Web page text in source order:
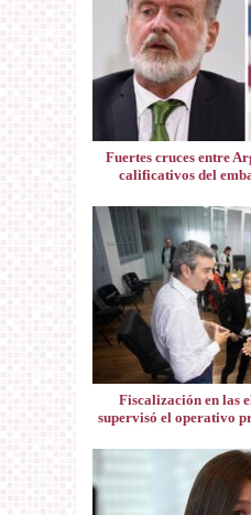
Fuertes cruces entre
calificativos del
Fiscalización en las
supervisó el operativo